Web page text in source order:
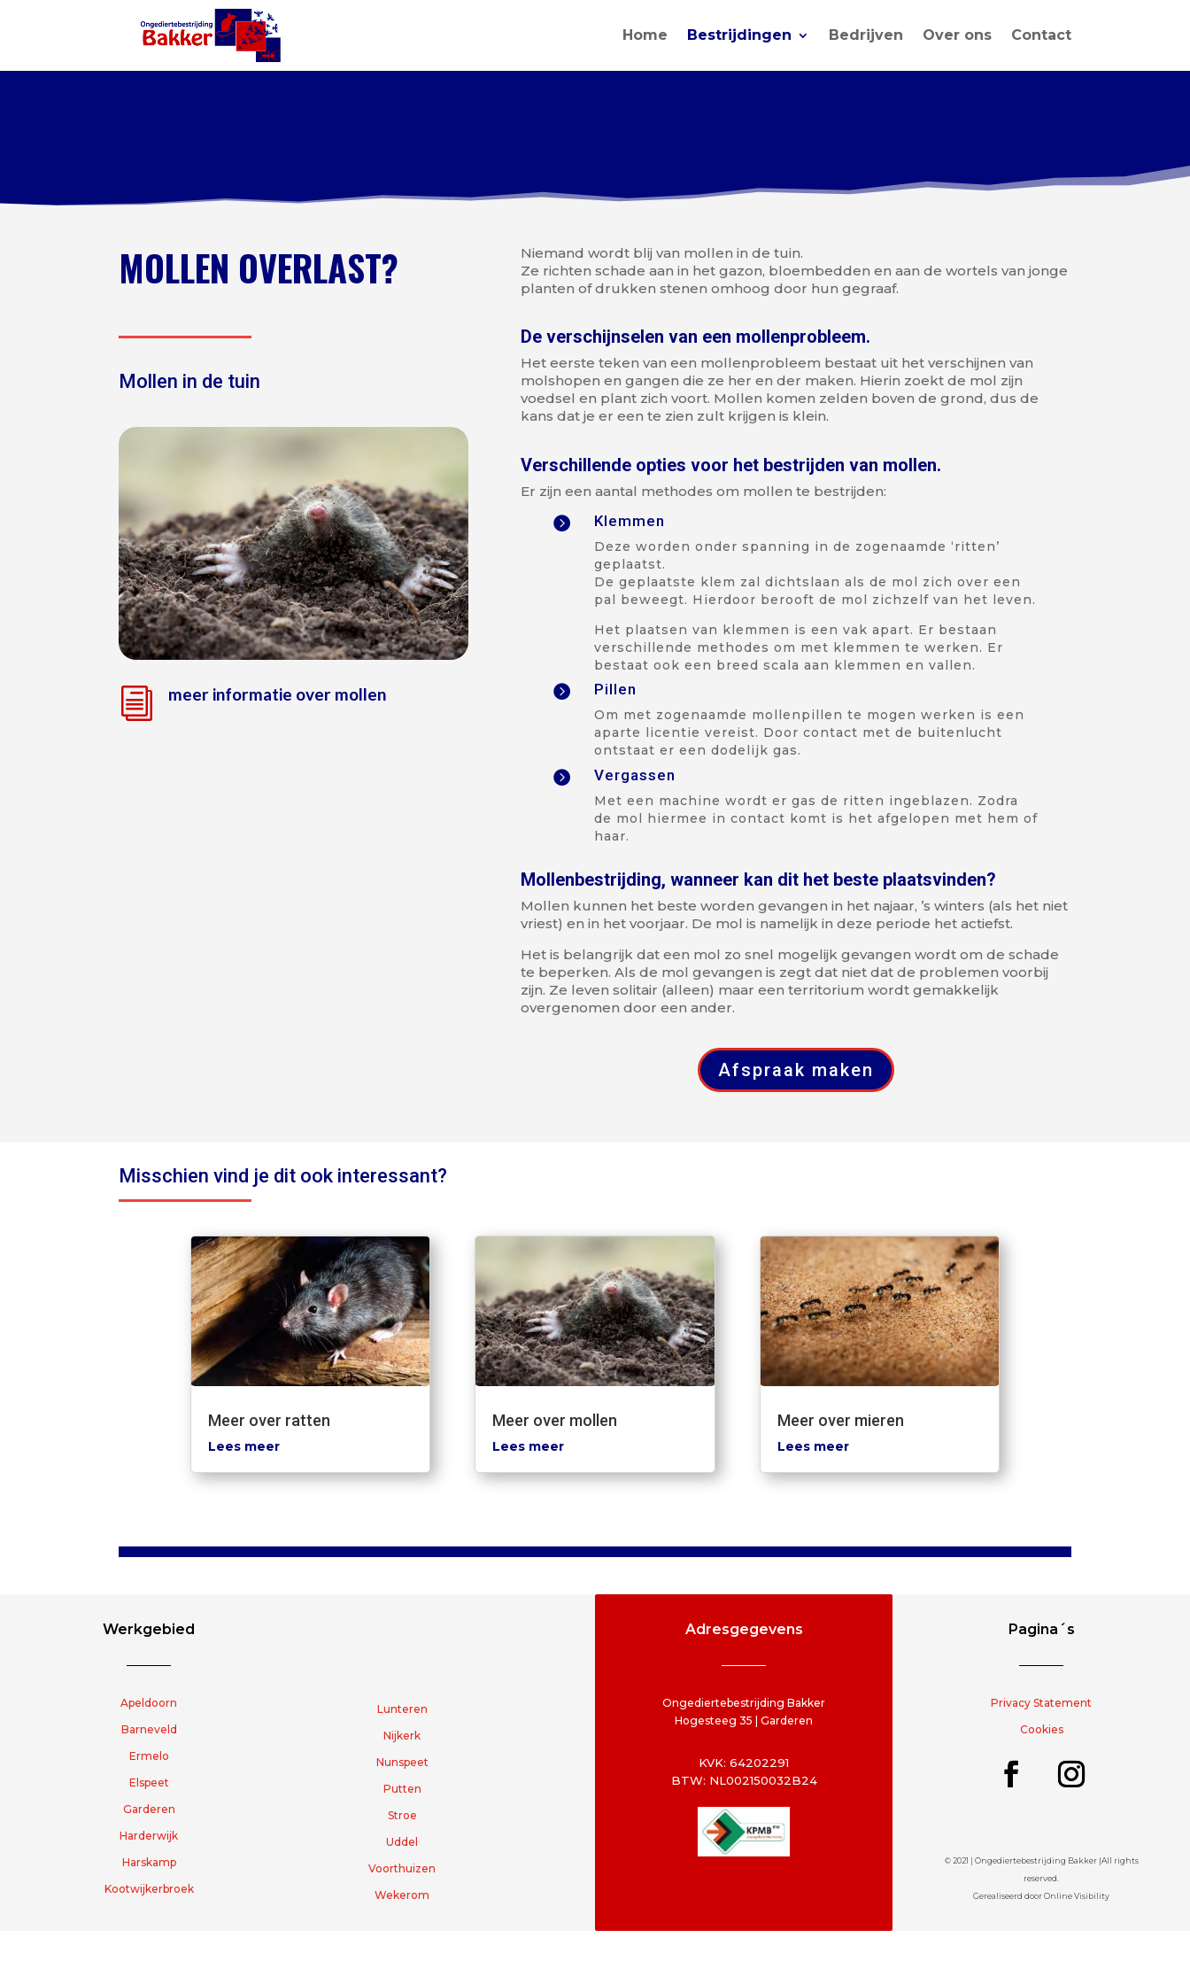
Home Bestrijdingen Bedrijven Over ons Contact
MOLLEN OVERLAST?
Mollen in de tuin
i meer informatie over mollen
Niemand wordt blij van mollen in de tuin.
Ze richten schade aan in het gazon, bloembedden en aan de wortels van jonge
planten of drukken stenen omhoog door hun gegraaf.
De verschijnselen van een mollenprobleem.
Het eerste teken van een mollenprobleem bestaat uit het verschijnen van
molshopen en gangen die ze her en der maken. Hierin zoekt de mol zijn
voedsel en plant zich voort. Mollen komen zelden boven de grond, dus de
kans dat je er een te zien zult krijgen is klein.
Verschillende opties voor het bestrijden van mollen.
Er zijn een aantal methodes om mollen te bestrijden:
 Klemmen
Deze worden onder spanning in de zogenaamde ‘ritten’
geplaatst.
De geplaatste klem zal dichtslaan als de mol zich over een
pal beweegt. Hierdoor berooft de mol zichzelf van het leven.
Het plaatsen van klemmen is een vak apart. Er bestaan
verschillende methodes om met klemmen te werken. Er
bestaat ook een breed scala aan klemmen en vallen.
 Pillen
Om met zogenaamde mollenpillen te mogen werken is een
aparte licentie vereist. Door contact met de buitenlucht
ontstaat er een dodelijk gas.
 Vergassen
Met een machine wordt er gas de ritten ingeblazen. Zodra
de mol hiermee in contact komt is het afgelopen met hem of
haar.
Mollenbestrijding, wanneer kan dit het beste plaatsvinden?
Mollen kunnen het beste worden gevangen in het najaar, ’s winters (als het niet
vriest) en in het voorjaar. De mol is namelijk in deze periode het actiefst.
Het is belangrijk dat een mol zo snel mogelijk gevangen wordt om de schade
te beperken. Als de mol gevangen is zegt dat niet dat de problemen voorbij
zijn. Ze leven solitair (alleen) maar een territorium wordt gemakkelijk
overgenomen door een ander.
Afspraak maken
Misschien vind je dit ook interessant?
Meer over ratten
Lees meer
Meer over mollen
Lees meer
Meer over mieren
Lees meer
Werkgebied
Apeldoorn
Barneveld
Ermelo
Elspeet
Garderen
Harderwijk
Harskamp
Kootwijkerbroek
Lunteren
Nijkerk
Nunspeet
Putten
Stroe
Uddel
Voorthuizen
Wekerom
Adresgegevens
Ongediertebestrijding Bakker
Hogesteeg 35 | Garderen
KVK: 64202291
BTW: NL002150032B24
Pagina´s
Privacy Statement
Cookies
© 2021 | Ongediertebestrijding Bakker |All rights
reserved.
Gerealiseerd door Online Visibility